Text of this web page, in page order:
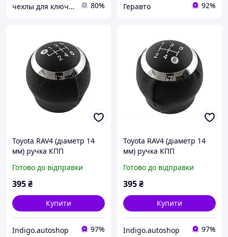
чехлы для ключей 80% Геравто 92%
Toyota RAV4 (діаметр 14
мм) ручка КПП
ступка, Тойота РАВ4
Готово до відправки
395₴
Купити
Indigo.autoshop 97%
Toyota RAV4 (діаметр 14
мм) ручка КПП
ступка, Тойота РАВ4
Готово до відправки
395₴
Купити
Indigo.autoshop 97%